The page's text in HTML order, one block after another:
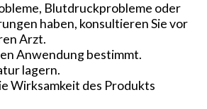
Blutdruckprobleme oder
haben, konsultieren Sie vor
Arzt.
Anwendung bestimmt.
lagern.
Wirksamkeit des Produkts